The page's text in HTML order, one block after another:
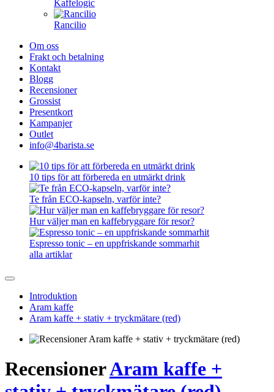
Kaffelogic
Rancilio
Om oss
Frakt och betalning
Kontakt
Blogg
Recensioner
Grossist
Presentkort
Kampanjer
Outlet
info@4barista.se
10 tips för att förbereda en utmärkt drink
Te från ECO-kapseln, varför inte?
Hur väljer man en kaffebryggare för resor?
Espresso tonic – en uppfriskande sommarhit
alla artiklar
Introduktion
Aram kaffe
Aram kaffe + stativ + tryckmätare (red)
RecensionerAram kaffe +